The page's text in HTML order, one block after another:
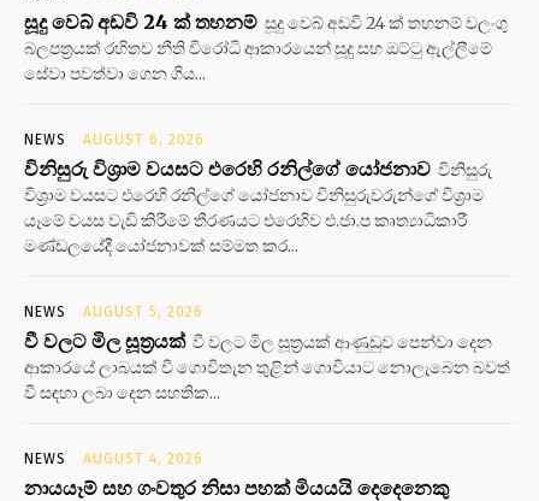
සූදු වෙබ් අඩවි 24 ක් තහනම් සූදු වෙබ් අඩවි 24 ක් තහනම් වලංගු
බලපත්‍රයක් රහිතව නීති විරෝධි ආකාරයෙන් සූදු සහ ඔට්ටු ඇල්ලීමේ
සේවා පවත්වා ගෙන ගිය...
NEWS AUGUST 6, 2026
විනිසුරු විශ්‍රාම වයසට එරෙහි රනිල්ගේ යෝජනාව විනිසුරු
විශ්‍රාම වයසට එරෙහි රනිල්ගේ යෝජනාව විනිසුරුවරුන්ගේ විශ්‍රාම
යෑමේ වයස වැඩි කිරීමේ තීරණයට එරෙහිව එ.ජා.ප කෘත්‍යාධිකාරී
මණ්ඩලයේදී යෝජනාවක් සම්මත කර...
NEWS AUGUST 5, 2026
වී වලට මිල සූත්‍රයක් වී වලට මිල සූත්‍රයක් ආණුඩුව පෙන්වා දෙන
ආකාරයේ ලාබයක් වී ගොවිතැන තුළින් ගොවියාට නොලැබෙන බවත්
වී සඳහා ලබා දෙන සහතික...
NEWS AUGUST 4, 2026
නායයෑම් සහ ගංවතුර නිසා පහක් මියයයි දෙදෙනෙකු